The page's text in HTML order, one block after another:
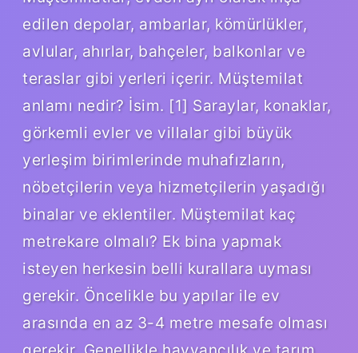
edilen depolar, ambarlar, kömürlükler,
avlular, ahırlar, bahçeler, balkonlar ve
teraslar gibi yerleri içerir. Müştemilat
anlamı nedir? İsim. [1] Saraylar, konaklar,
görkemli evler ve villalar gibi büyük
yerleşim birimlerinde muhafızların,
nöbetçilerin veya hizmetçilerin yaşadığı
binalar ve eklentiler. Müştemilat kaç
metrekare olmalı? Ek bina yapmak
isteyen herkesin belli kurallara uyması
gerekir. Öncelikle bu yapılar ile ev
arasında en az 3-4 metre mesafe olması